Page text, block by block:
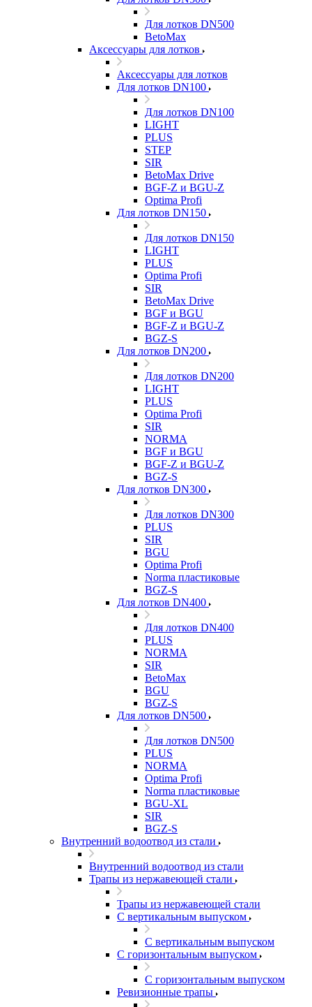
Для лотков DN500
BetoMax
Аксессуары для лотков
Аксессуары для лотков
Для лотков DN100
Для лотков DN100
LIGHT
PLUS
STEP
SIR
BetoMax Drive
BGF-Z и BGU-Z
Optima Profi
Для лотков DN150
Для лотков DN150
LIGHT
PLUS
Optima Profi
SIR
BetoMax Drive
BGF и BGU
BGF-Z и BGU-Z
BGZ-S
Для лотков DN200
Для лотков DN200
LIGHT
PLUS
Optima Profi
SIR
NORMA
BGF и BGU
BGF-Z и BGU-Z
BGZ-S
Для лотков DN300
Для лотков DN300
PLUS
SIR
BGU
Optima Profi
Norma пластиковые
BGZ-S
Для лотков DN400
Для лотков DN400
PLUS
NORMA
SIR
BetoMax
BGU
BGZ-S
Для лотков DN500
Для лотков DN500
PLUS
NORMA
Optima Profi
Norma пластиковые
BGU-XL
SIR
BGZ-S
Внутренний водоотвод из стали
Внутренний водоотвод из стали
Трапы из нержавеющей стали
Трапы из нержавеющей стали
С вертикальным выпуском
С вертикальным выпуском
С горизонтальным выпуском
С горизонтальным выпуском
Ревизионные трапы